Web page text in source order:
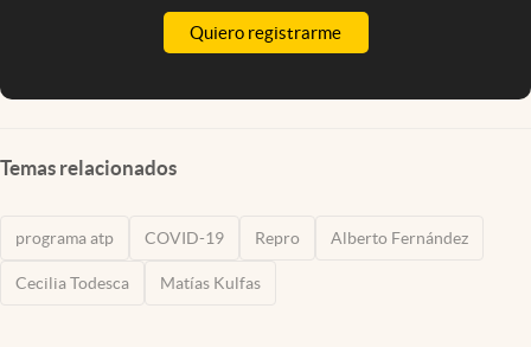
Quiero registrarme
Temas relacionados
programa atp COVID-19 Repro Alberto Fernández
Cecilia Todesca Matías Kulfas